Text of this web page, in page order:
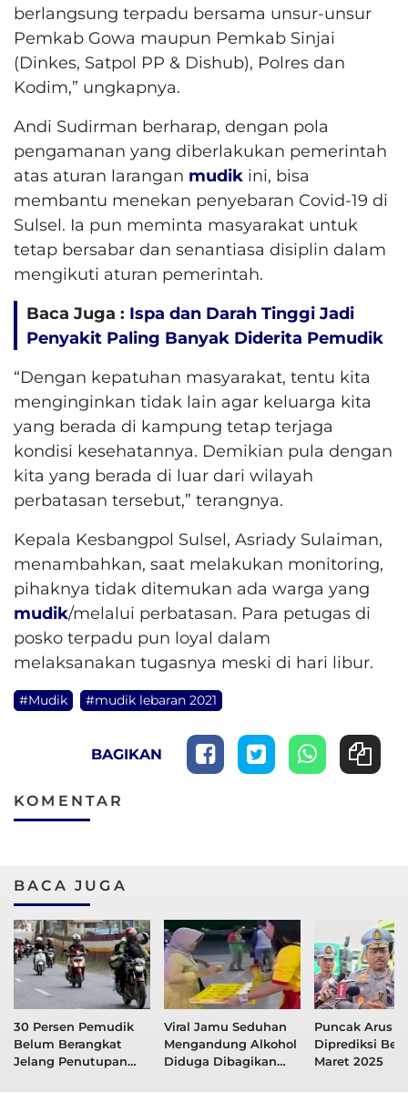
berlangsung terpadu bersama unsur-unsur
Pemkab Gowa maupun Pemkab Sinjai
(Dinkes, Satpol PP & Dishub), Polres dan
Kodim,” ungkapnya.
Andi Sudirman berharap, dengan pola
pengamanan yang diberlakukan pemerintah
atas aturan larangan mudik ini, bisa
membantu menekan penyebaran Covid-19 di
Sulsel. Ia pun meminta masyarakat untuk
tetap bersabar dan senantiasa disiplin dalam
mengikuti aturan pemerintah.
Baca Juga : Ispa dan Darah Tinggi Jadi
Penyakit Paling Banyak Diderita Pemudik
“Dengan kepatuhan masyarakat, tentu kita
menginginkan tidak lain agar keluarga kita
yang berada di kampung tetap terjaga
kondisi kesehatannya. Demikian pula dengan
kita yang berada di luar dari wilayah
perbatasan tersebut,” terangnya.
Kepala Kesbangpol Sulsel, Asriady Sulaiman,
menambahkan, saat melakukan monitoring,
pihaknya tidak ditemukan ada warga yang
mudik/melalui perbatasan. Para petugas di
posko terpadu pun loyal dalam
melaksanakan tugasnya meski di hari libur.
#Mudik #mudik lebaran 2021
BAGIKAN
KOMENTAR
BACA JUGA
30 Persen Pemudik
Belum Berangkat
Jelang Penutupan
Viral Jamu Seduhan
Mengandung Alkohol
Diduga Dibagikan
Puncak Arus
Diprediksi
Maret 2025